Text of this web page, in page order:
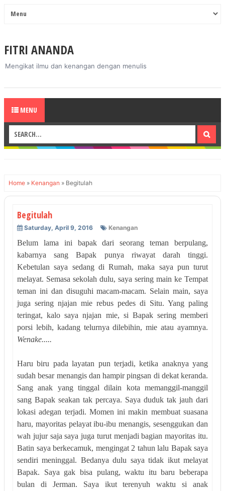
FITRI ANANDA
Mengikat ilmu dan kenangan dengan menulis
MENU
Home » Kenangan » Begitulah
Begitulah
Saturday, April 9, 2016 Kenangan
Belum lama ini bapak dari seorang teman berpulang,
kabarnya sang Bapak punya riwayat darah tinggi.
Kebetulan saya sedang di Rumah, maka saya pun turut
melayat. Semasa sekolah dulu, saya sering main ke Tempat
teman ini dan disuguhi macam-macam. Selain main, saya
juga sering njajan mie rebus pedes di Situ. Yang paling
teringat, kalo saya njajan mie, si Bapak sering memberi
porsi lebih, kadang telurnya dilebihin, mie atau ayamnya.
Wenake.....
Haru biru pada layatan pun terjadi, ketika anaknya yang
sudah besar menangis dan hampir pingsan di dekat keranda.
Sang anak yang tinggal dilain kota memanggil-manggil
sang Bapak seakan tak percaya. Saya duduk tak jauh dari
lokasi adegan terjadi. Momen ini makin membuat suasana
haru, mayoritas pelayat ibu-ibu menangis, sesenggukan dan
wah jujur saja saya juga turut menjadi bagian mayoritas itu.
Batin saya berkecamuk, mengingat 2 tahun lalu Bapak saya
sendiri meninggal. Bedanya dulu saya tidak ikut melayat
Bapak. Saya gak bisa pulang, waktu itu baru beberapa
bulan di Jerman. Saya ikut terenyuh waktu si anak